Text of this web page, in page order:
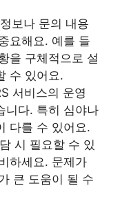
보나 문의 내용
요해요. 예를 들
을 구체적으로 설
수 있어요.
서비스의 운영
니다. 특히 심야나
다를 수 있어요.
시 필요할 수 있
하세요. 문제가
큰 도움이 될 수